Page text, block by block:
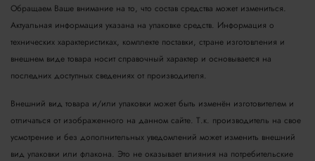
Обращаем Ваше внимание на то, что состав средства может измениться.
Актуальная информация указана на упаковке средств. Информация о
технических характеристиках, комплекте поставки, стране изготовления и
внешнем виде товара носит справочный характер и основывается на
последних доступных сведениях от производителя.
Внешний вид товара и/или упаковки может быть изменён изготовителем и
отличаться от изображенного на данном сайте. Т.к. производитель на свое
усмотрение и без дополнительных уведомлений может изменить внешний
вид упаковки или флакона. Это не оказывает влияния на потребительские